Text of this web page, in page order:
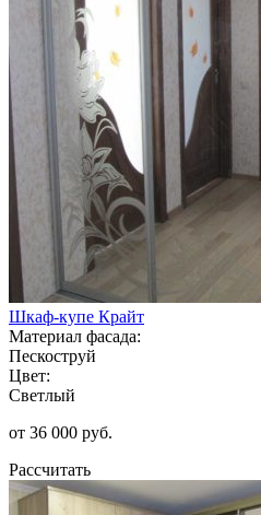
Шкаф-купе Крайт
Материал фасада:
Пескоструй
Цвет:
Светлый
от 36 000 руб.
Рассчитать